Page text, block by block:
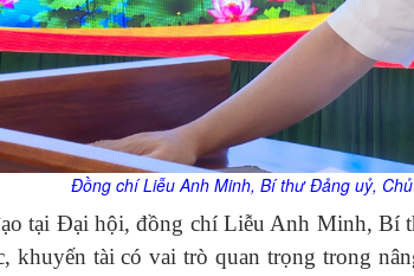
Đồng chí Liễu Anh Minh, Bí thư Đảng uỷ,
tại Đại hội, đồng chí Liễu Anh Minh,
khuyến tài có vai trò quan trọng trong